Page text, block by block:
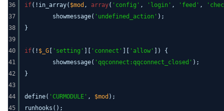
36
37
38
39
40
41
42
43
44
45
if(!in_array( $mod , array( 'config' , 'login' , 'feed' ,
showmessage( 'undefined_action' );
}
if(! $_G 'setting' 'connect' 'allow'
]) {
showmessage( 'qqconnect:qqconnect_closed' );
}
define( 'CURMODULE' , $mod );
runhooks();